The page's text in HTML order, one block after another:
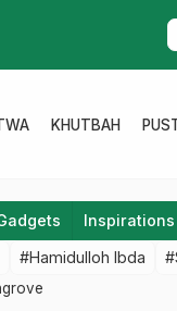
Banjir
KHUTBAH
Inspirations
#Hamidulloh Ibda